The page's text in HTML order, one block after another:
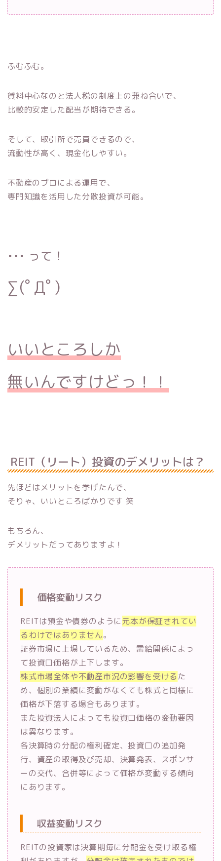
ふむふむ。
賃料中心なのと法人税の制度上の兼ね合いで、
比較的安定した配当が期待できる。
そして、取引所で売買できるので、
流動性が高く、現金化しやすい。
不動産のプロによる運用で、
専門知識を活用した分散投資が可能。
••• って！
∑(ﾟДﾟ)
いいところしか
無いんですけどっ！！
REIT（リート）投資のデメリットは？
先ほどはメリットを挙げたんで、
そりゃ、いいところばかりです 笑
もちろん、
デメリットだってありますよ！
価格変動リスク
REITは預金や債券のように元本が保証されてい
るわけではありません。
証券市場に上場しているため、需給関係によっ
て投資口価格が上下します。
株式市場全体や不動産市況の影響を受けるた
め、個別の業績に変動がなくても株式と同様に
価格が下落する場合もあります。
また投資法人によっても投資口価格の変動要因
は異なります。
各決算時の分配の権利確定、投資口の追加発
行、資産の取得及び売却、決算発表、スポンサ
ーの交代、合併等によって価格が変動する傾向
にあります。
収益変動リスク
REITの投資家は決算期毎に分配金を受け取る権